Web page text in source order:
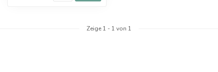
Zeige 1 - 1 von 1